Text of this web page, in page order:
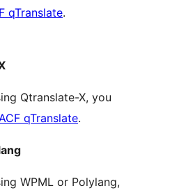
qTranslate.
Qtranslate-X, you
qTranslate.
WPML or Polylang,